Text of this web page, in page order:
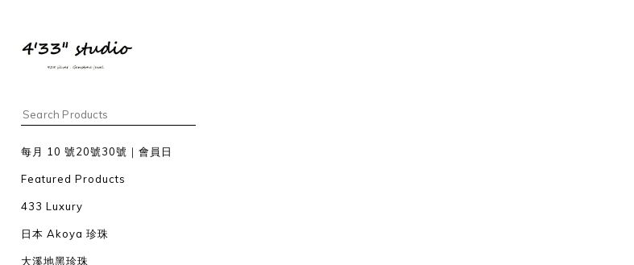
每月 10 號20號30號｜會員日
Featured Products
433 Luxury
日本 Akoya 珍珠
大溪地黑珍珠